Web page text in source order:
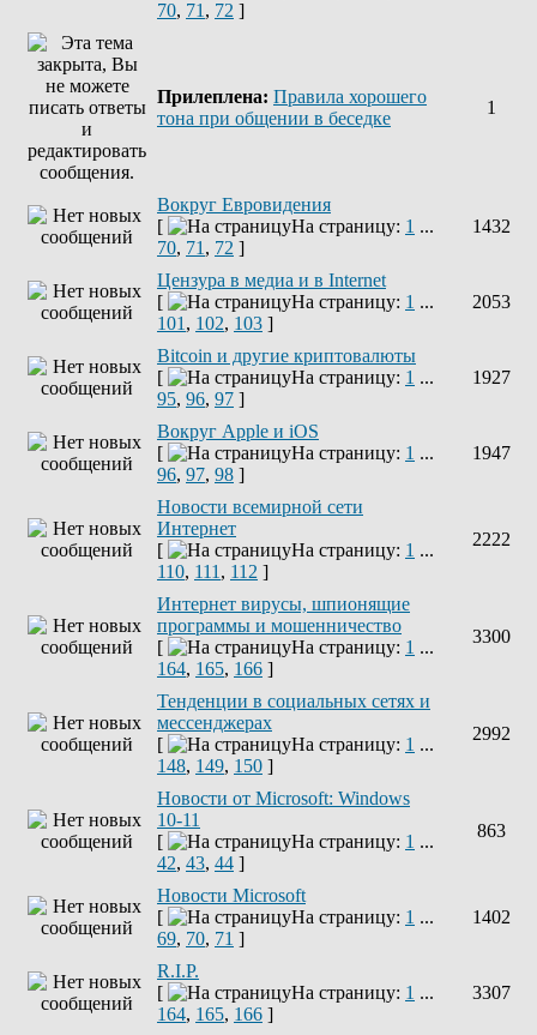
70, 71 , 72 ]
Прилеплена: Правила хорошего
тона при общении в беседке
1
Вокруг Евровидения
[
На страницу: 1 ...
70, 71 , 72 ]
1432
Цензура в медиа и в Internet
[
На страницу: 1 ...
101 , 102, 103 ]
2053
Bitcoin и другие криптовалюты
[
На страницу: 1 ...
95, 96, 97 ]
1927
Вокруг Apple и iOS
[
На страницу: 1 ...
96, 97, 98 ]
1947
Новости всемирной сети
Интернет
[
На страницу: 1 ...
110, 111 , 112 ]
2222
Интернет вирусы, шпионящие
программы и мошенничество
[
На страницу: 1 ...
164, 165, 166 ]
3300
Тенденции в социальных сетях и
мессенджерах
[
На страницу: 1 ...
148, 149, 150 ]
2992
Новости от Microsoft: Windows
10-11
[
На страницу: 1 ...
42, 43, 44 ]
863
Новости Microsoft
[
На страницу: 1 ...
69, 70, 71 ]
1402
R.I.P.
[
На страницу: 1 ...
164, 165, 166 ]
3307